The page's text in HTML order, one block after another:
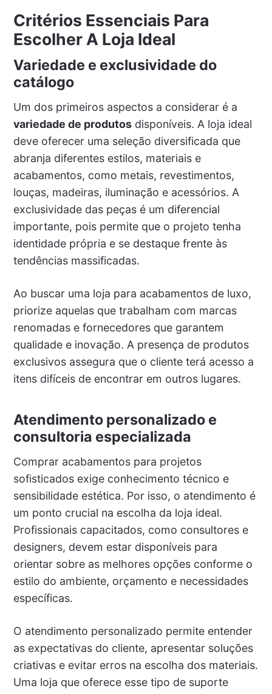
Critérios Essenciais Para
Escolher A Loja Ideal
Variedade e exclusividade do
catálogo
Um dos primeiros aspectos a considerar é a
variedade de produtosdisponíveis. A loja ideal
deve oferecer uma seleção diversificada que
abranja diferentes estilos, materiais e
acabamentos, como metais, revestimentos,
louças, madeiras, iluminação e acessórios. A
exclusividade das peças é um diferencial
importante, pois permite que o projeto tenha
identidade própria e se destaque frente às
tendências massificadas.
Ao buscar uma loja para acabamentos de luxo,
priorize aquelas que trabalham com marcas
renomadas e fornecedores que garantem
qualidade e inovação. A presença de produtos
exclusivos assegura que o cliente terá acesso a
itens difíceis de encontrar em outros lugares.
Atendimento personalizado e
consultoria especializada
Comprar acabamentos para projetos
sofisticados exige conhecimento técnico e
sensibilidade estética. Por isso, o atendimento é
um ponto crucial na escolha da loja ideal.
Profissionais capacitados, como consultores e
designers, devem estar disponíveis para
orientar sobre as melhores opções conforme o
estilo do ambiente, orçamento e necessidades
específicas.
O atendimento personalizado permite entender
as expectativas do cliente, apresentar soluções
criativas e evitar erros na escolha dos materiais.
Uma loja que oferece esse tipo de suporte